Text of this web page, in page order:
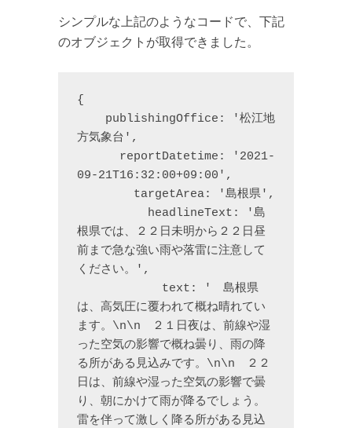
シンプルな上記のようなコードで、下記
のオブジェクトが取得できました。
{
方気象台',
09-21T16:32:00+09:00',
根県では、２２日未明から２２日昼
前まで急な強い雨や落雷に注意して
ください。',
は、高気圧に覆われて概ね晴れてい
ます。\n\n　２１日夜は、前線や湿
った空気の影響で概ね曇り、雨の降
る所がある見込みです。\n\n　２２
日は、前線や湿った空気の影響で曇
り、朝にかけて雨が降るでしょう。
雷を伴って激しく降る所がある見込